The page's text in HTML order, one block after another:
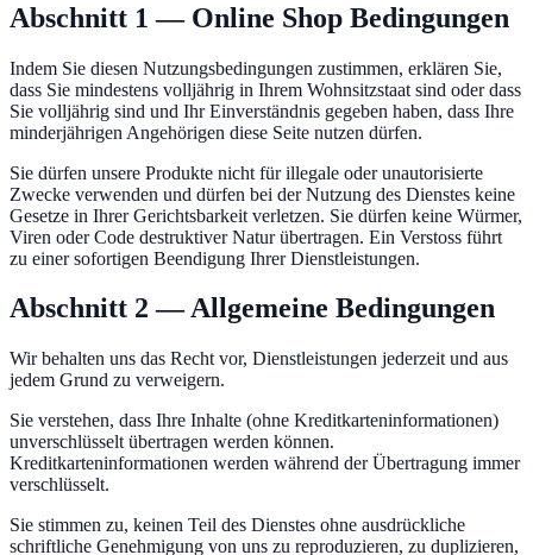
Abschnitt 1 — Online Shop Bedingungen
Indem Sie diesen Nutzungsbedingungen zustimmen, erklären Sie,
dass Sie mindestens volljährig in Ihrem Wohnsitzstaat sind oder dass
Sie volljährig sind und Ihr Einverständnis gegeben haben, dass Ihre
minderjährigen Angehörigen diese Seite nutzen dürfen.
Sie dürfen unsere Produkte nicht für illegale oder unautorisierte
Zwecke verwenden und dürfen bei der Nutzung des Dienstes keine
Gesetze in Ihrer Gerichtsbarkeit verletzen. Sie dürfen keine Würmer,
Viren oder Code destruktiver Natur übertragen. Ein Verstoss führt
zu einer sofortigen Beendigung Ihrer Dienstleistungen.
Abschnitt 2 — Allgemeine Bedingungen
Wir behalten uns das Recht vor, Dienstleistungen jederzeit und aus
jedem Grund zu verweigern.
Sie verstehen, dass Ihre Inhalte (ohne Kreditkarteninformationen)
unverschlüsselt übertragen werden können.
Kreditkarteninformationen werden während der Übertragung immer
verschlüsselt.
Sie stimmen zu, keinen Teil des Dienstes ohne ausdrückliche
schriftliche Genehmigung von uns zu reproduzieren, zu duplizieren,